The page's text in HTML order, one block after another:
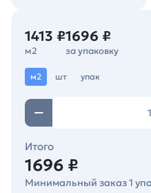
1413 ₽
м2
1696 ₽
за упаковку
м2 шт упак
Итого
1696 ₽
Минимальный заказ 1